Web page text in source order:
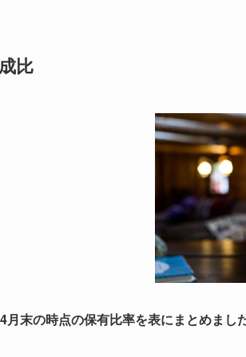
比
月末の時点の保有比率を表にまとめまし